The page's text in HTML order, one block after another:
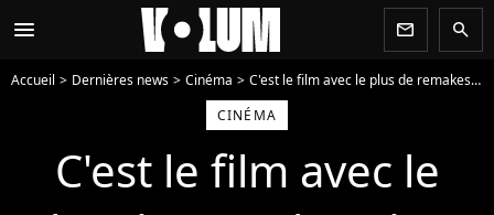
menu newsletter search
Accueil Dernières news Cinéma
C'est le film avec le plus de remakes dans l'histoire du cinéma : 25 nouvelles versions ont été réalisées, dont une en France (mais la dernière a fait un flop)
CINÉMA
C'est le film avec le